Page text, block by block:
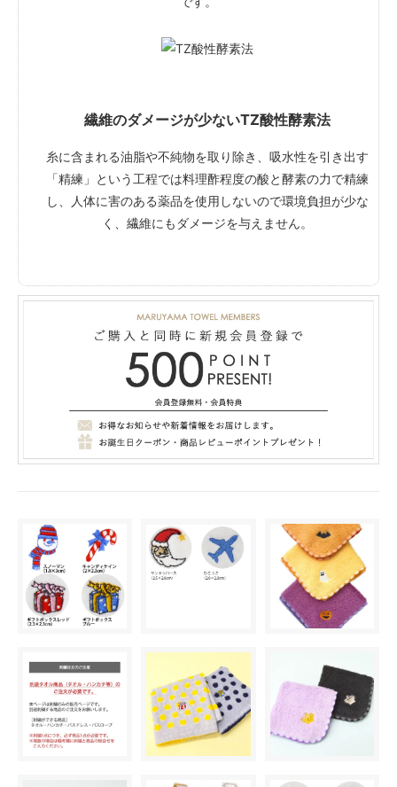
繊維のダメージが少ないTZ酸性酵素法
糸に含まれる油脂や不純物を取り除き、吸水性を引き出す
「精練」という工程では料理酢程度の酸と酵素の力で精練
し、人体に害のある薬品を使用しないので環境負担が少な
く、繊維にもダメージを与えません。